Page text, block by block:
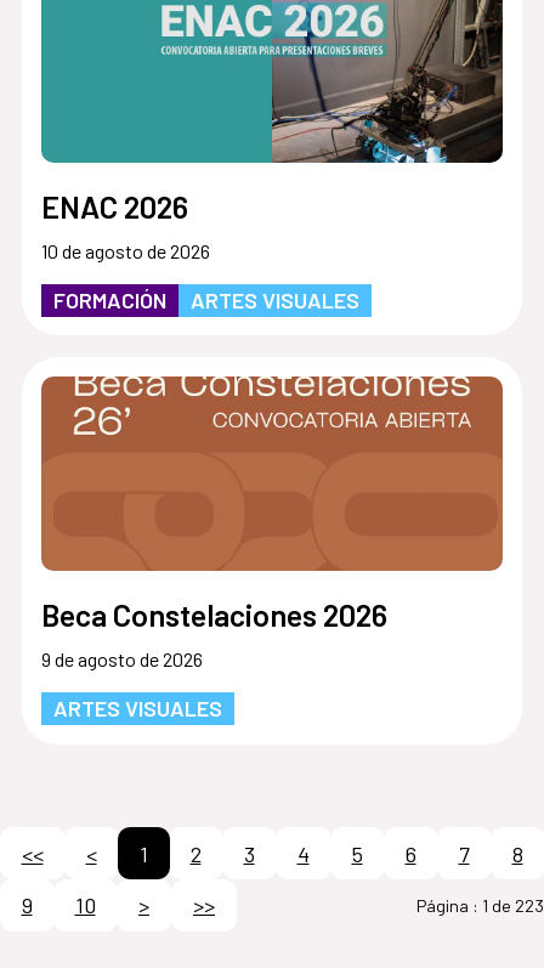
ENAC 2026
10 de agosto de 2026
FORMACIÓN ARTES VISUALES
Beca Constelaciones 2026
9 de agosto de 2026
ARTES VISUALES
<< < 1 2 3 4 5 6 7
8
9
10 > >> Página : 1 de 223